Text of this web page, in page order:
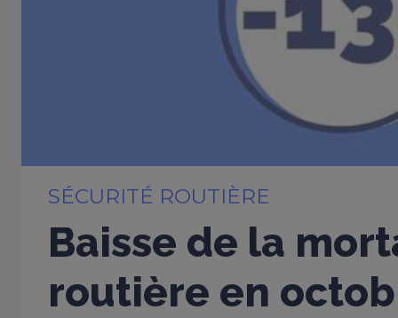
SÉCURITÉ ROUTIÈRE
Baisse de la
routière en